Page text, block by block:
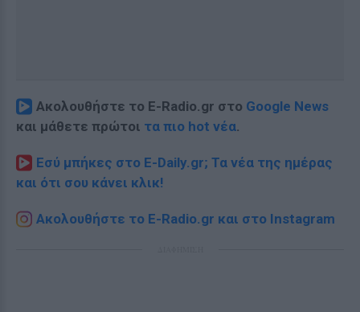
Ακολουθήστε το E-Radio.gr στο Google News
και μάθετε πρώτοι τα πιο hot νέα.
Εσύ μπήκες στο E-Daily.gr; Τα νέα της ημέρας
και ότι σου κάνει κλικ!
Ακολουθήστε το E-Radio.gr και στο Instagram